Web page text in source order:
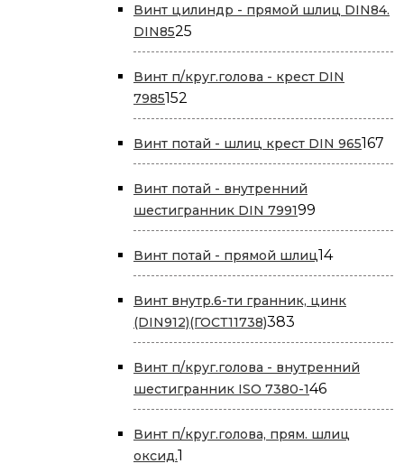
Винт цилиндр - прямой шлиц DIN84.
DIN8525
товаров
Винт п/круг.голова - крест DIN
7985152
товара
Винт потай - шлиц крест DIN 965167
Винт потай - внутренний
шестигранник DIN 799199
товаров
Винт потай - прямой шлиц1414
товаров
Винт внутр.6-ти гранник, цинк
(DIN912)(ГОСТ11738)383
товара
Винт п/круг.голова - внутренний
шестигранник ISO 7380-14646
товаров
Винт п/круг.голова, прям. шлиц
оксид.1